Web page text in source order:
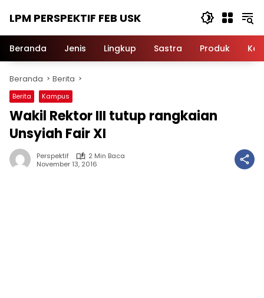
LPM PERSPEKTIF FEB USK
Beranda Jenis Lingkup Sastra Produk
Beranda Berita
Berita Kampus
Wakil Rektor III tutup rangkaian
Unsyiah Fair XI
Perspektif
2 Min Baca
November 13, 2016